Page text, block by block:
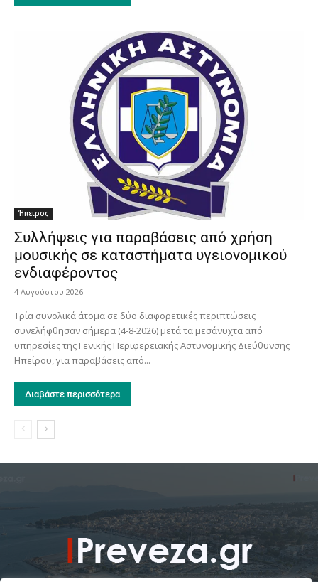
Ήπειρος
Συλλήψεις για παραβάσεις από χρήση
μουσικής σε καταστήματα υγειονομικού
ενδιαφέροντος
4 Αυγούστου 2026
Τρία συνολικά άτομα σε δύο διαφορετικές περιπτώσεις
συνελήφθησαν σήμερα (4-8-2026) μετά τα μεσάνυχτα από
υπηρεσίες της Γενικής Περιφερειακής Αστυνομικής Διεύθυνσης
Ηπείρου, για παραβάσεις από...
Διαβάστε περισσότερα